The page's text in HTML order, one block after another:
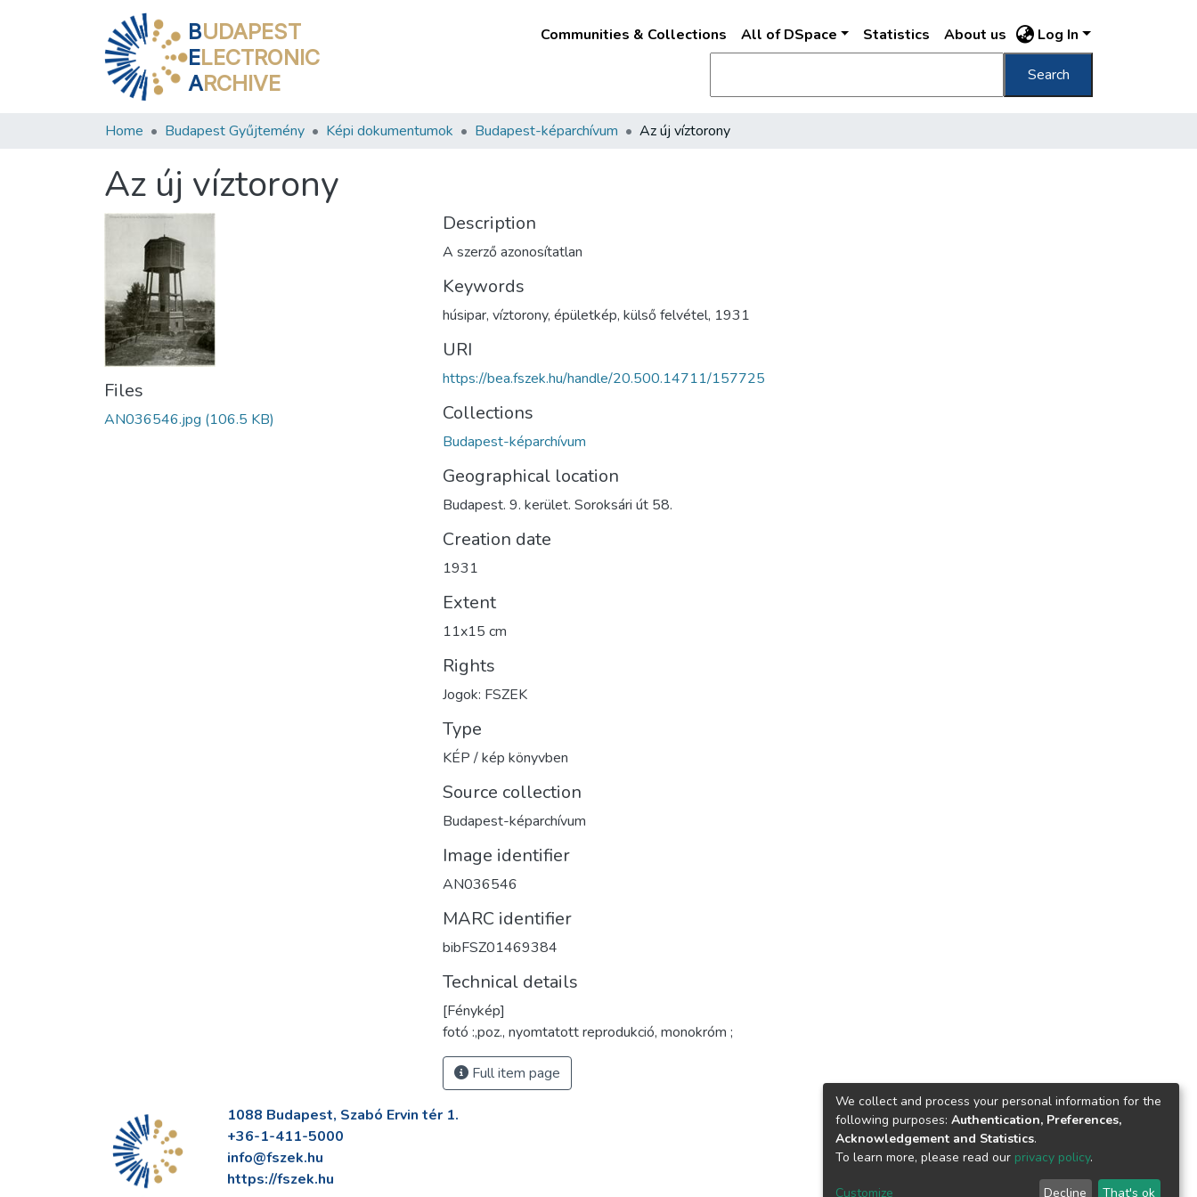
BUDAPEST
ELECTRONIC
ARCHIVE
Communities & Collections All of DSpace Statistics About us Log In
Search
Home Budapest Gyűjtemény Képi dokumentumok Budapest-képarchívum Az új víztorony
Az új víztorony
Files
AN036546.jpg (106.5 KB)
Description
A szerző azonosítatlan
Keywords
húsipar, víztorony, épületkép, külső felvétel, 1931
URI
https://bea.fszek.hu/handle/20.500.14711/157725
Collections
Budapest-képarchívum
Geographical location
Budapest. 9. kerület. Soroksári út 58.
Creation date
1931
Extent
11x15 cm
Rights
Jogok: FSZEK
Type
KÉP / kép könyvben
Source collection
Budapest-képarchívum
Image identifier
AN036546
MARC identifier
bibFSZ01469384
Technical details
[Fénykép]
fotó :,poz., nyomtatott reprodukció, monokróm ;
Full item page
1088 Budapest, Szabó Ervin tér 1.
+36-1-411-5000
info@fszek.hu
https://fszek.hu
We collect and process your personal information for the
following purposes: Authentication, Preferences,
Acknowledgement and Statistics.
To learn more, please read our privacy policy.
Customize Decline That's ok